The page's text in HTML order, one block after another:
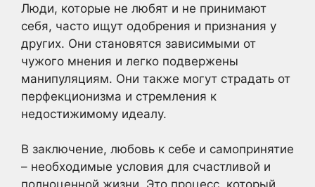
Люди, которые не любят и не принимают
себя, часто ищут одобрения и признания у
других. Они становятся зависимыми от
чужого мнения и легко подвержены
манипуляциям. Они также могут страдать от
перфекционизма и стремления к
недостижимому идеалу.
В заключение, любовь к себе и самопринятие
– необходимые условия для счастливой и
полноценной жизни. Это процесс, который